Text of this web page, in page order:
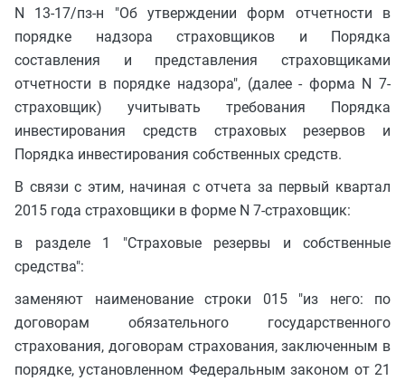
N 13-17/пз-н "Об утверждении форм отчетности в
порядке надзора страховщиков и Порядка
составления и представления страховщиками
отчетности в порядке надзора", (далее - форма N 7-
страховщик) учитывать требования Порядка
инвестирования средств страховых резервов и
Порядка инвестирования собственных средств.
В связи с этим, начиная с отчета за первый квартал
2015 года страховщики в форме N 7-страховщик:
в разделе 1 "Страховые резервы и собственные
средства":
заменяют наименование строки 015 "из него: по
договорам обязательного государственного
страхования, договорам страхования, заключенным в
порядке, установленном Федеральным законом от 21